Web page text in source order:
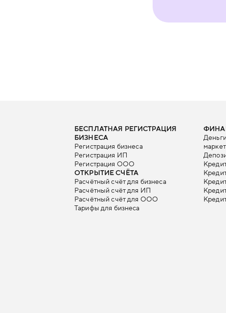
БЕСПЛАТНАЯ РЕГИСТРАЦИЯ
БИЗНЕСА
Регистрация бизнеса
Регистрация ИП
Регистрация ООО
ОТКРЫТИЕ СЧЁТА
Расчётный счёт для бизнеса
Расчётный счёт для ИП
Расчётный счёт для ООО
Тарифы для бизнеса